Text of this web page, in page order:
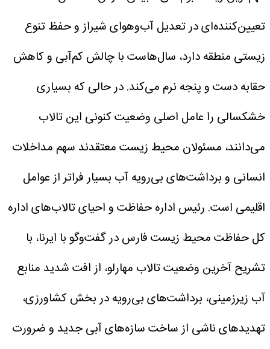
تعیین‌کننده‌ای در تعدیل آب‌وهوای شیراز و حفظ تنوع
زیستی منطقه دارد، سال‌هاست با چالش کم‌آبی و کاهش
حقابه دست و پنجه نرم می‌کند. در حالی که بسیاری
خشکسالی را عامل اصلی وضعیت کنونی این تالاب
می‌دانند، مسئولان محیط زیست معتقدند سهم مداخلات
انسانی و برداشت‌های بی‌رویه آب بسیار فراتر از عوامل
اقلیمی است. رئیس اداره حفاظت و احیای تالاب‌های اداره
کل حفاظت محیط زیست فارس در گفت‌وگو با ایرنا، با
تشریح آخرین وضعیت تالاب مهارلو، از افت شدید منابع
آب زیرزمینی، برداشت‌های بی‌رویه در بخش کشاورزی،
تهدیدهای ناشی از ساخت سازه‌های آبی جدید و ضرورت